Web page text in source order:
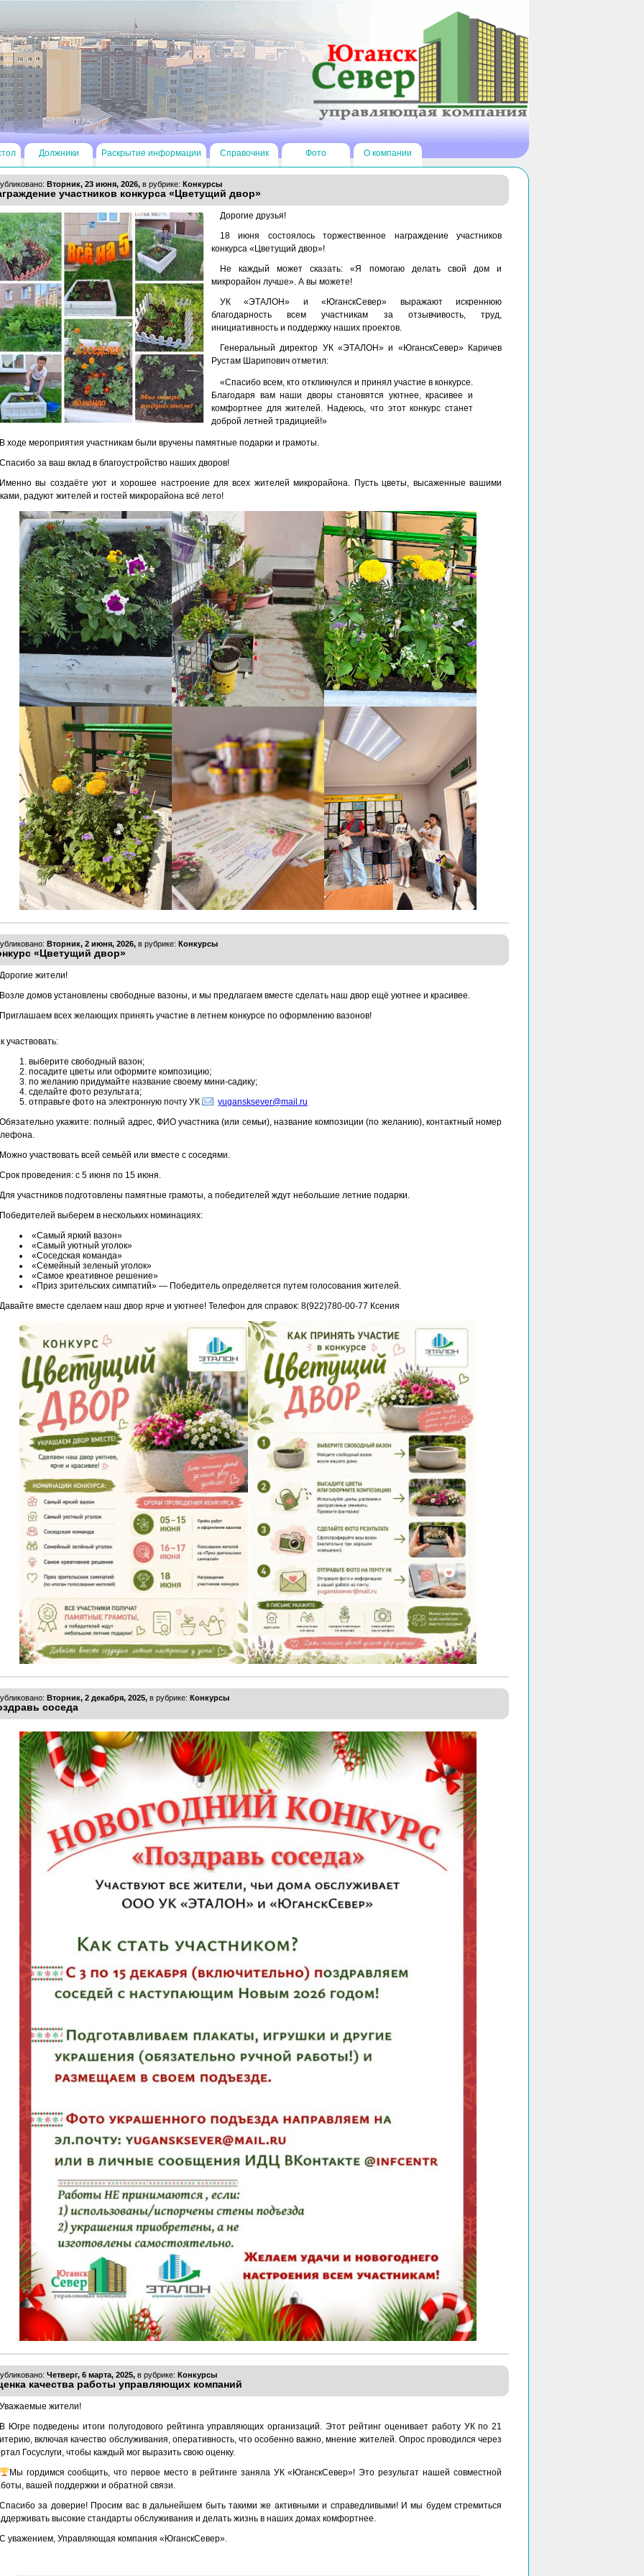
Должники Раскрытие информации Справочник Фото О компании
Вторник, 23 июня, 2026, в рубрике: Конкурсы
участников конкурса «Цветущий двор»
Дорогие друзья!
18 июня состоялось торжественное награждение участников
конкурса «Цветущий двор»!
Не каждый может сказать: «Я помогаю делать свой дом и
микрорайон лучше». А вы можете!
УК «ЭТАЛОН» и «ЮганскСевер» выражают искреннюю
благодарность всем участникам за отзывчивость, труд,
инициативность и поддержку наших проектов.
Генеральный директор УК «ЭТАЛОН» и «ЮганскСевер» Каричев
Рустам Шарипович отметил:
«Спасибо всем, кто откликнулся и принял участие в конкурсе.
Благодаря вам наши дворы становятся уютнее, красивее и
комфортнее для жителей. Надеюсь, что этот конкурс станет
доброй летней традицией!»
В ходе мероприятия участникам были вручены памятные подарки и грамоты.
Спасибо за ваш вклад в благоустройство наших дворов!
Именно вы создаёте уют и хорошее настроение для всех жителей микрорайона. Пусть цветы, высаженные вашими
радуют жителей и гостей микрорайона всё лето!
Вторник, 2 июня, 2026, в рубрике: Конкурсы
«Цветущий двор»
Дорогие жители!
Возле домов установлены свободные вазоны, и мы предлагаем вместе сделать наш двор ещё уютнее и красивее.
Приглашаем всех желающих принять участие в летнем конкурсе по оформлению вазонов!
участвовать:
выберите свободный вазон;
посадите цветы или оформите композицию;
по желанию придумайте название своему мини-садику;
сделайте фото результата;
отправьте фото на электронную почту УК
yugansksever@mail.ru
Обязательно укажите: полный адрес, ФИО участника (или семьи), название композиции (по желанию), контактный номер
Можно участвовать всей семьёй или вместе с соседями.
Срок проведения: с 5 июня по 15 июня.
Для участников подготовлены памятные грамоты, а победителей ждут небольшие летние подарки.
Победителей выберем в нескольких номинациях:
«Самый яркий вазон»
«Самый уютный уголок»
«Соседская команда»
«Семейный зеленый уголок»
«Самое креативное решение»
«Приз зрительских симпатий» — Победитель определяется путем голосования жителей.
Давайте вместе сделаем наш двор ярче и уютнее! Телефон для справок: 8(922)780-00-77 Ксения
Вторник, 2 декабря, 2025, в рубрике: Конкурсы
соседа
Четверг, 6 марта, 2025, в рубрике: Конкурсы
качества работы управляющих компаний
Уважаемые жители!
В Югре подведены итоги полугодового рейтинга управляющих организаций. Этот рейтинг оценивает работу УК по 21
включая качество обслуживания, оперативность, что особенно важно, мнение жителей. Опрос проводился через
Госуслуги, чтобы каждый мог выразить свою оценку.
Мы гордимся сообщить, что первое место в рейтинге заняла УК «ЮганскСевер»! Это результат нашей совместной
вашей поддержки и обратной связи.
Спасибо за доверие! Просим вас в дальнейшем быть такими же активными и справедливыми! И мы будем стремиться
высокие стандарты обслуживания и делать жизнь в наших домах комфортнее.
С уважением, Управляющая компания «ЮганскСевер».